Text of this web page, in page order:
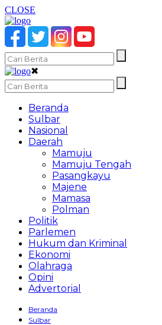
CLOSE
✖
Beranda
Sulbar
Nasional
Daerah
Mamuju
Mamuju Tengah
Pasangkayu
Majene
Mamasa
Polman
Politik
Parlemen
Hukum dan Kriminal
Ekonomi
Olahraga
Opini
Advertorial
Beranda
Sulbar